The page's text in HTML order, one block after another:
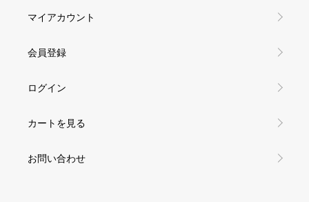
マイアカウント
会員登録
ログイン
カートを見る
お問い合わせ